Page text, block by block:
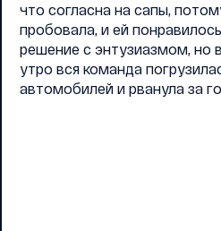
что согласна на сапы,
пробовала, и ей
решение с энтузиазмом, но
утро вся команда
автомобилей и рванула за